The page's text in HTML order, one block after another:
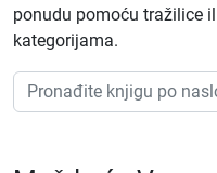
ponudu pomoću tražilice
kategorijama.